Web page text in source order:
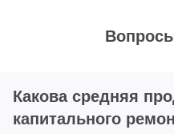
Какова средняя
капитального